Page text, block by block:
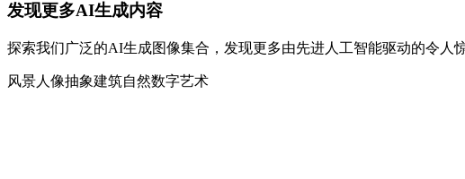
发现更多AI生成内容
探索我们广泛的AI生成图像集合，发现更多由先进人工智能驱动的令人
风景人像抽象建筑自然数字艺术